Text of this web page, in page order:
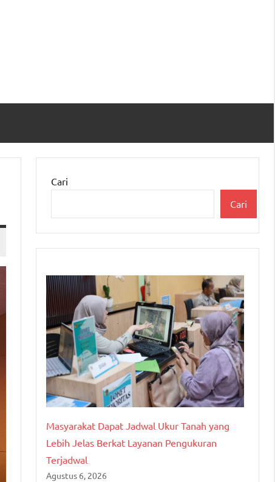
Cari
Cari
Masyarakat Dapat Jadwal Ukur Tanah yang
Lebih Jelas Berkat Layanan Pengukuran
Terjadwal
Agustus 6, 2026